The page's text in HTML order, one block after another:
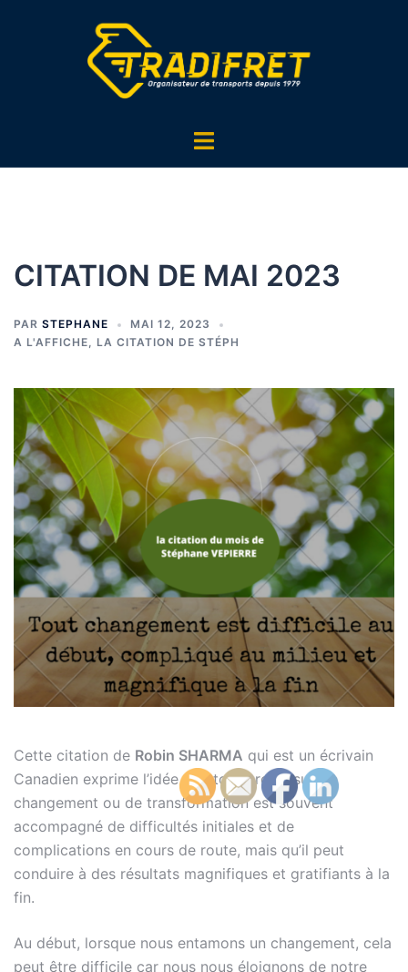
CITATION DE MAI 2023
PAR STEPHANE
MAI 12, 2023
A L'AFFICHE, LA CITATION DE STÉPH
Cette citation de Robin SHARMA qui est un écrivain
Canadien exprime l’idée que tout processus de
changement ou de transformation est souvent
accompagné de difficultés initiales et de
complications en cours de route, mais qu’il peut
conduire à des résultats magnifiques et gratifiants à la
fin.
Au début, lorsque nous entamons un changement, cela
peut être difficile car nous nous éloignons de notre